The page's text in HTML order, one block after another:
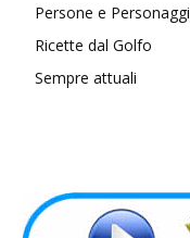
Persone e Personaggi
Ricette dal Golfo
Sempre attuali